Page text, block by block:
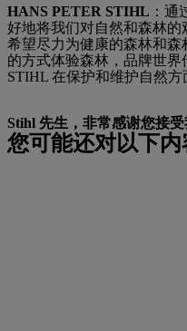
HANS PETER STIHL ：
好地将我们对自然和森林
希望尽力为健康的森林和森
的方式体验森林，品牌世
STIHL 在保护和维护自然方
Stihl 先生，非常感谢您接受
您可能还对以下内